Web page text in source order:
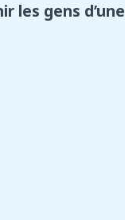
les gens d’une